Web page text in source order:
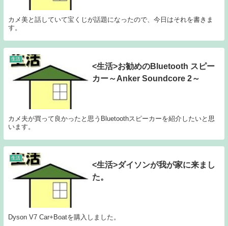
カメ美と話していて宝くじが話題になったので、今日はそれを書きま
す。
生活
<生活>お勧めのBluetooth スピー
カー～Anker Soundcore 2～
カメ夫が買って良かったと思うBluetoothスピーカーを紹介したいと思
います。
生活
<生活>ダイソンが我が家に来まし
た。
Dyson V7 Car+Boatを購入しました。